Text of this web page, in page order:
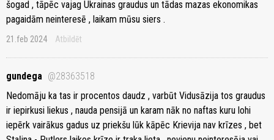
šogad , tāpēc vajag Ukrainas graudus un tādas mazas ekonomikas
pagaidām neinteresē , laikam mūsu siers .
21.feb 2024 Atbildēt
gundega @28363518
Nedomāju ka tas ir procentos daudz , varbūt Vidusāzija tos graudus
ir iepirkusi liekus , nauda pensijā un karam nāk no naftas kuru lohi
iepērk vairākus gadus uz priekšu lūk kāpēc Krievija nav krīzes , bet